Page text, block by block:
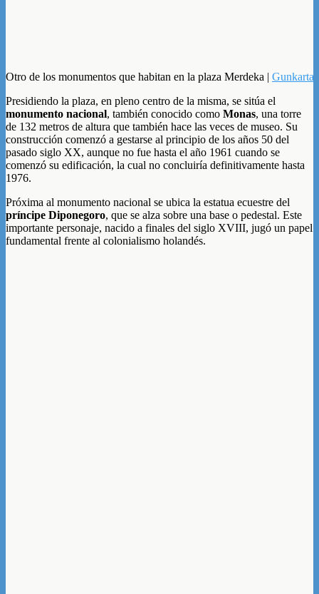
Otro de los monumentos que habitan en la plaza Merdeka | Gunkarta
Presidiendo la plaza, en pleno centro de la misma, se sitúa el
monumento nacional, también conocido como Monas, una torre
de 132 metros de altura que también hace las veces de museo. Su
construcción comenzó a gestarse al principio de los años 50 del
pasado siglo XX, aunque no fue hasta el año 1961 cuando se
comenzó su edificación, la cual no concluiría definitivamente hasta
1976.
Próxima al monumento nacional se ubica la estatua ecuestre del
príncipe Diponegoro, que se alza sobre una base o pedestal. Este
importante personaje, nacido a finales del siglo XVIII, jugó un papel
fundamental frente al colonialismo holandés.